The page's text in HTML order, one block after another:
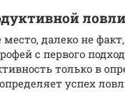
ловли
далеко не
с первого
только в
успех